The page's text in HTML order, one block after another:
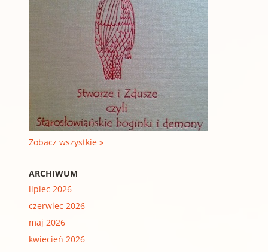
Zobacz wszystkie »
ARCHIWUM
lipiec 2026
czerwiec 2026
maj 2026
kwiecień 2026